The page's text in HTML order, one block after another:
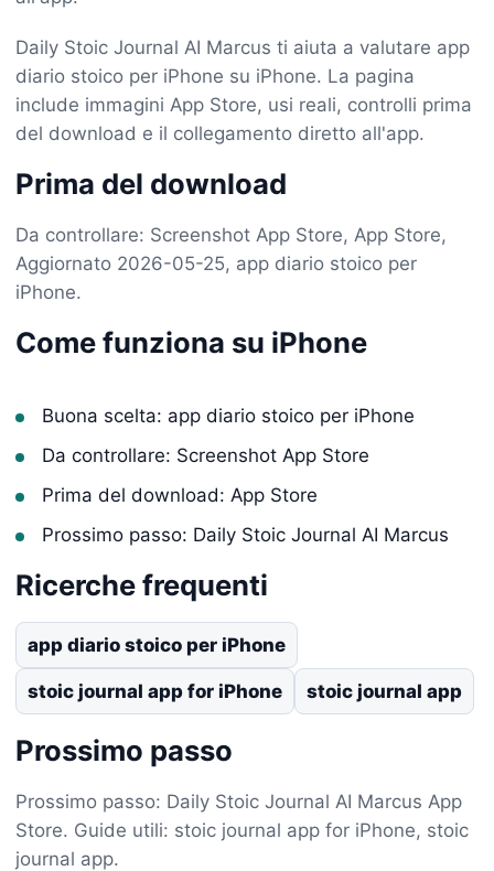
Daily Stoic Journal AI Marcus ti aiuta a valutare app
diario stoico per iPhone su iPhone. La pagina
include immagini App Store, usi reali, controlli prima
del download e il collegamento diretto all'app.
Prima del download
Da controllare: Screenshot App Store, App Store,
Aggiornato 2026-05-25, app diario stoico per
iPhone.
Come funziona su iPhone
Buona scelta: app diario stoico per iPhone
Da controllare: Screenshot App Store
Prima del download: App Store
Prossimo passo: Daily Stoic Journal AI Marcus
Ricerche frequenti
app diario stoico per iPhone
stoic journal app for iPhone stoic journal app
Prossimo passo
Prossimo passo: Daily Stoic Journal AI Marcus App
Store. Guide utili: stoic journal app for iPhone, stoic
journal app.